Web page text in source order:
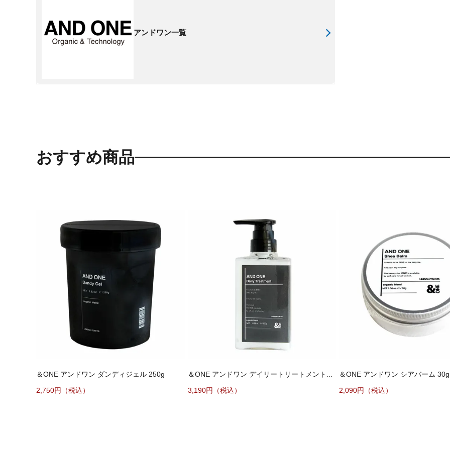
アンドワン一覧
おすすめ商品
＆ONE アンドワン ダンディジェル 250g
2,750円（税込）
＆ONE アンドワン デイリートリートメント...
3,190円（税込）
＆ONE アンドワン シアバーム 30g
2,090円（税込）